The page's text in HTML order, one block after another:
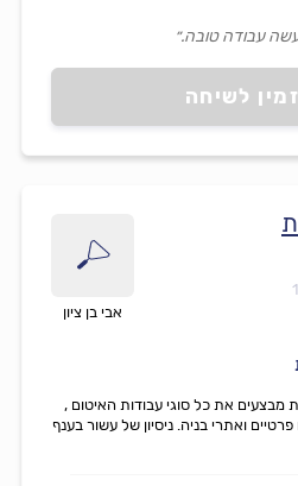
לשיחה
עבודה טובה.״
אבי בן ציון
מבצעים את כל סוגי עבודות האיטום ,
ואתרי בניה. ניסיון של עשור בענף